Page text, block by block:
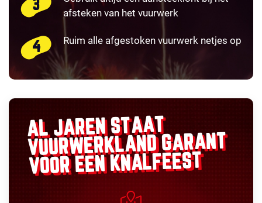
afsteken van het vuurwerk
Ruim alle afgestoken vuurwerk netjes op
AL JAREN STAAT
VUURWERKLANDGARANT
VOOR EEN KNALFEEST